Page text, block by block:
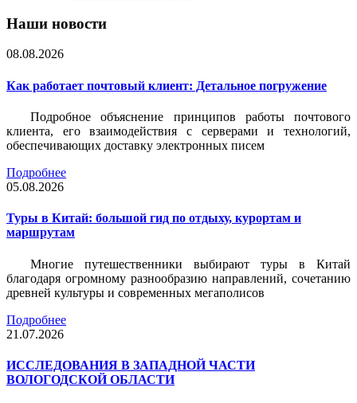
Наши новости
08.08.2026
Как работает почтовый клиент: Детальное погружение
Подробное объяснение принципов работы почтового
клиента, его взаимодействия с серверами и технологий,
обеспечивающих доставку электронных писем
Подробнее
05.08.2026
Туры в Китай: большой гид по отдыху, курортам и
маршрутам
Многие путешественники выбирают туры в Китай
благодаря огромному разнообразию направлений, сочетанию
древней культуры и современных мегаполисов
Подробнее
21.07.2026
ИССЛЕДОВАНИЯ В ЗАПАДНОЙ ЧАСТИ
ВОЛОГОДСКОЙ ОБЛАСТИ